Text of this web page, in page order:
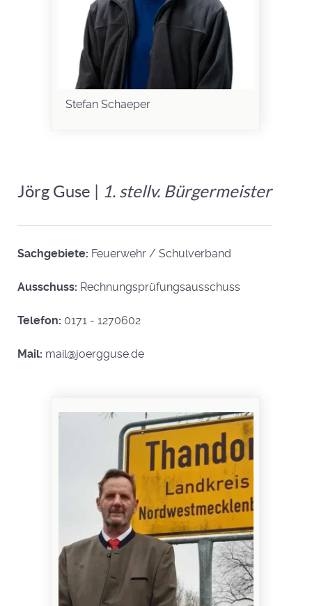
Stefan Schaeper
Jörg Guse | 1. stellv. Bürgermeister
Sachgebiete: Feuerwehr / Schulverband
Ausschuss: Rechnungsprüfungsausschuss
Telefon: 0171 - 1270602
Mail: mail@joergguse.de